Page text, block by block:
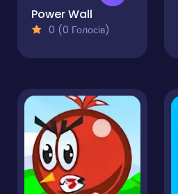
Power Wall
0 (0 Голосів)